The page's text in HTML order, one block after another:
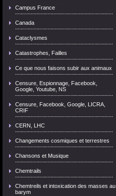
Campus France
Canada
Cataclysmes
Catastrophes, Failles
Ce que nous faisons subir aux animaux
Censure, Espionnage, Facebook,
Google, Youtube, NS
Censure, Facebook, Google, LICRA,
CRIF
CERN, LHC
Changements cosmiques et terrestres
Chansons et Musique
Chemtrails
Chemtreils et intoxication des masses au
barym